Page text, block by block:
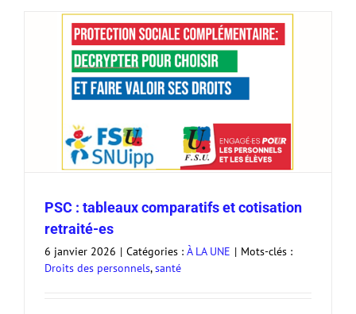
PSC : tableaux comparatifs et cotisation
retraité-es
6 janvier 2026 | Catégories : À LA UNE | Mots-clés :
Droits des personnels,santé